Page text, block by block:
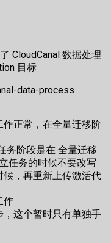
CloudCanal 数据处理
目标
data-process
正常，在全量迁移阶
务阶段是在 全量迁移
任务的时候不要改写
，再重新上传激活代
作
这个暂时只有单独手